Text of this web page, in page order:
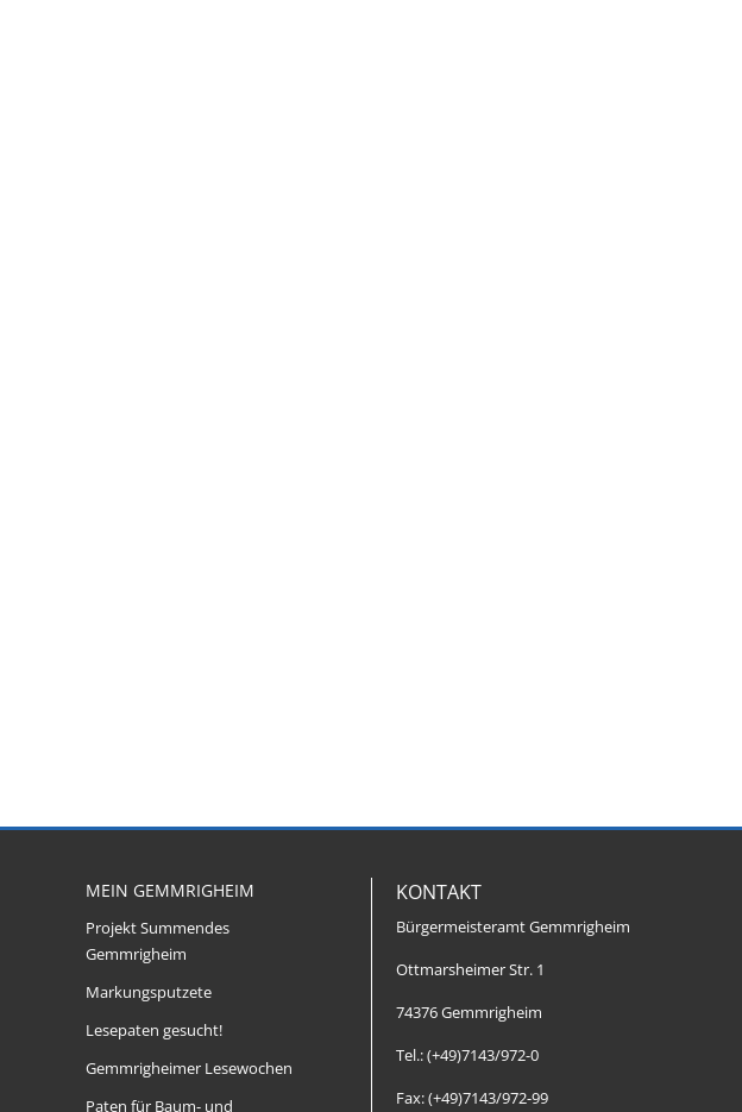
MEIN GEMMRIGHEIM
Projekt Summendes
Gemmrigheim
Markungsputzete
Lesepaten gesucht!
Gemmrigheimer Lesewochen
Paten für Baum- und
KONTAKT
Bürgermeisteramt Gemmrigheim
Ottmarsheimer Str. 1
74376 Gemmrigheim
Tel.: (+49)7143/972-0
Fax: (+49)7143/972-99